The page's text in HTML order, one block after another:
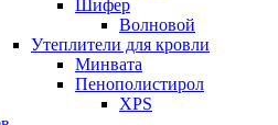
Шифер
Волновой
Утеплители для кровли
Минвата
Пенополистирол
XPS